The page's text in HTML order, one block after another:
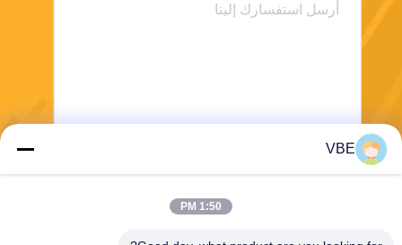
VBE
1:50 PM